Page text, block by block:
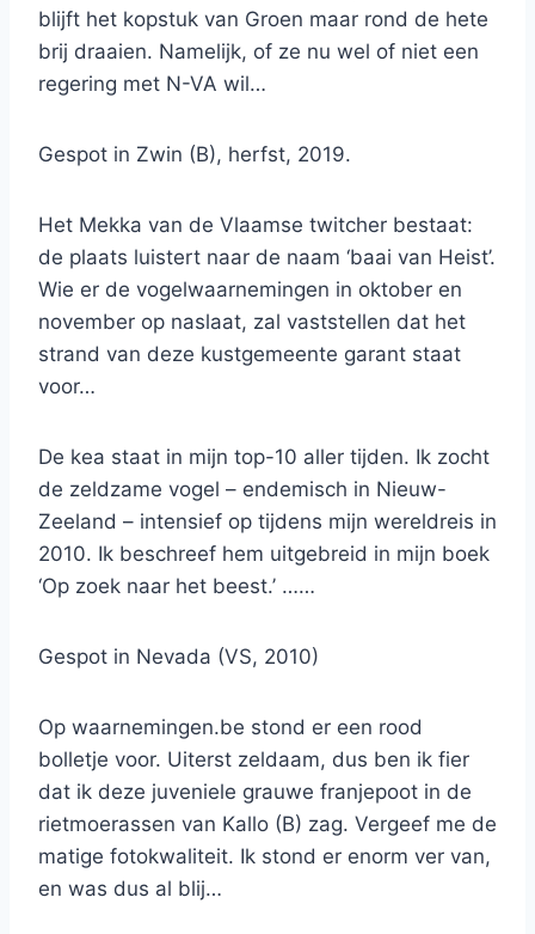
blijft het kopstuk van Groen maar rond de hete
brij draaien. Namelijk, of ze nu wel of niet een
regering met N-VA wil…
Gespot in Zwin (B), herfst, 2019.
Het Mekka van de Vlaamse twitcher bestaat:
de plaats luistert naar de naam ‘baai van Heist’.
Wie er de vogelwaarnemingen in oktober en
november op naslaat, zal vaststellen dat het
strand van deze kustgemeente garant staat
voor…
De kea staat in mijn top-10 aller tijden. Ik zocht
de zeldzame vogel – endemisch in Nieuw-
Zeeland – intensief op tijdens mijn wereldreis in
2010. Ik beschreef hem uitgebreid in mijn boek
‘Op zoek naar het beest.’ ……
Gespot in Nevada (VS, 2010)
Op waarnemingen.be stond er een rood
bolletje voor. Uiterst zeldaam, dus ben ik fier
dat ik deze juveniele grauwe franjepoot in de
rietmoerassen van Kallo (B) zag. Vergeef me de
matige fotokwaliteit. Ik stond er enorm ver van,
en was dus al blij…